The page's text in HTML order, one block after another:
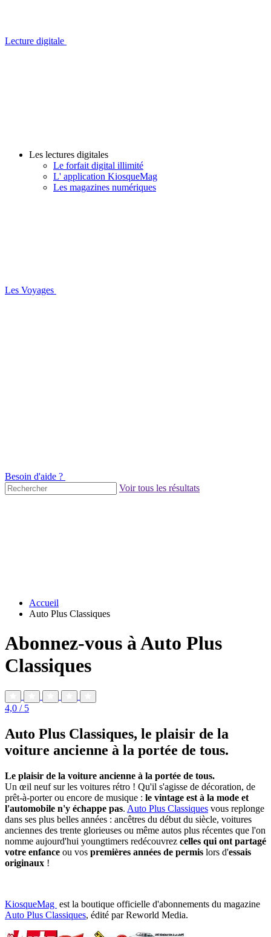
Lecture digitale
Les lectures digitales
Le forfait digital illimité
L' application KiosqueMag
Les magazines numériques
Les Voyages
Besoin d'aide ?
Voir tous les résultats
Accueil
Auto Plus Classiques
Abonnez-vous à Auto Plus
Classiques
4,0 / 5
Auto Plus Classiques, le plaisir de la
voiture ancienne à la portée de tous.
Le plaisir de la voiture ancienne à la portée de tous.
Un œil neuf sur les voitures rétro ! Qu'il s'agisse de décoration, de
prêt-à-porter ou encore de musique : le vintage est à la mode et
l'automobile n'y échappe pas. Auto Plus Classiques vous replonge
dans ses plus belles années : ancêtres du début du siècle, voitures
anciennes des trente glorieuses ou même autos plus récentes que l'on
nomme aujourd'hui youngtimers redécouvrez celles qui ont partagé
votre enfance ou vos premières années de permis lors d'essais
originaux !
KiosqueMag est la boutique officielle d'abonnements du magazine
Auto Plus Classiques, édité par Reworld Media.